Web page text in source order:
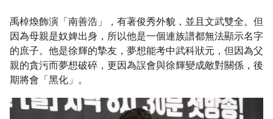
禹棹煥飾演「南善浩」，有著俊秀外貌，並且文武雙全。但
因為母親是奴婢出身，所以他是一個連族譜都無法顯示名字
的庶子。他是徐輝的摯友，夢想能考中武科狀元，但因為父
親的貪污而夢想破碎，更因為誤會與徐輝變成敵對關係，後
期將會「黑化」。